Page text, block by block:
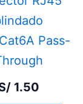
Pass-
1.50